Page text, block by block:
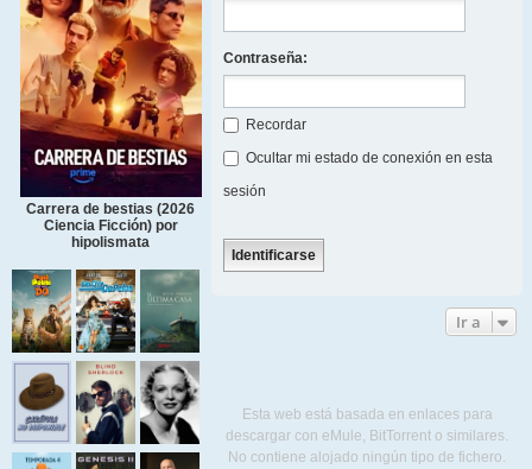
Carrera de bestias (2026
Ciencia Ficción) por
hipolismata
Contraseña:
Recordar
Ocultar mi estado de conexión en esta
sesión
Ir a
Esta web está basada en enlaces para
descargar con eMule, BitTorrent o similares.
No contiene alojado ningún tipo de fichero.